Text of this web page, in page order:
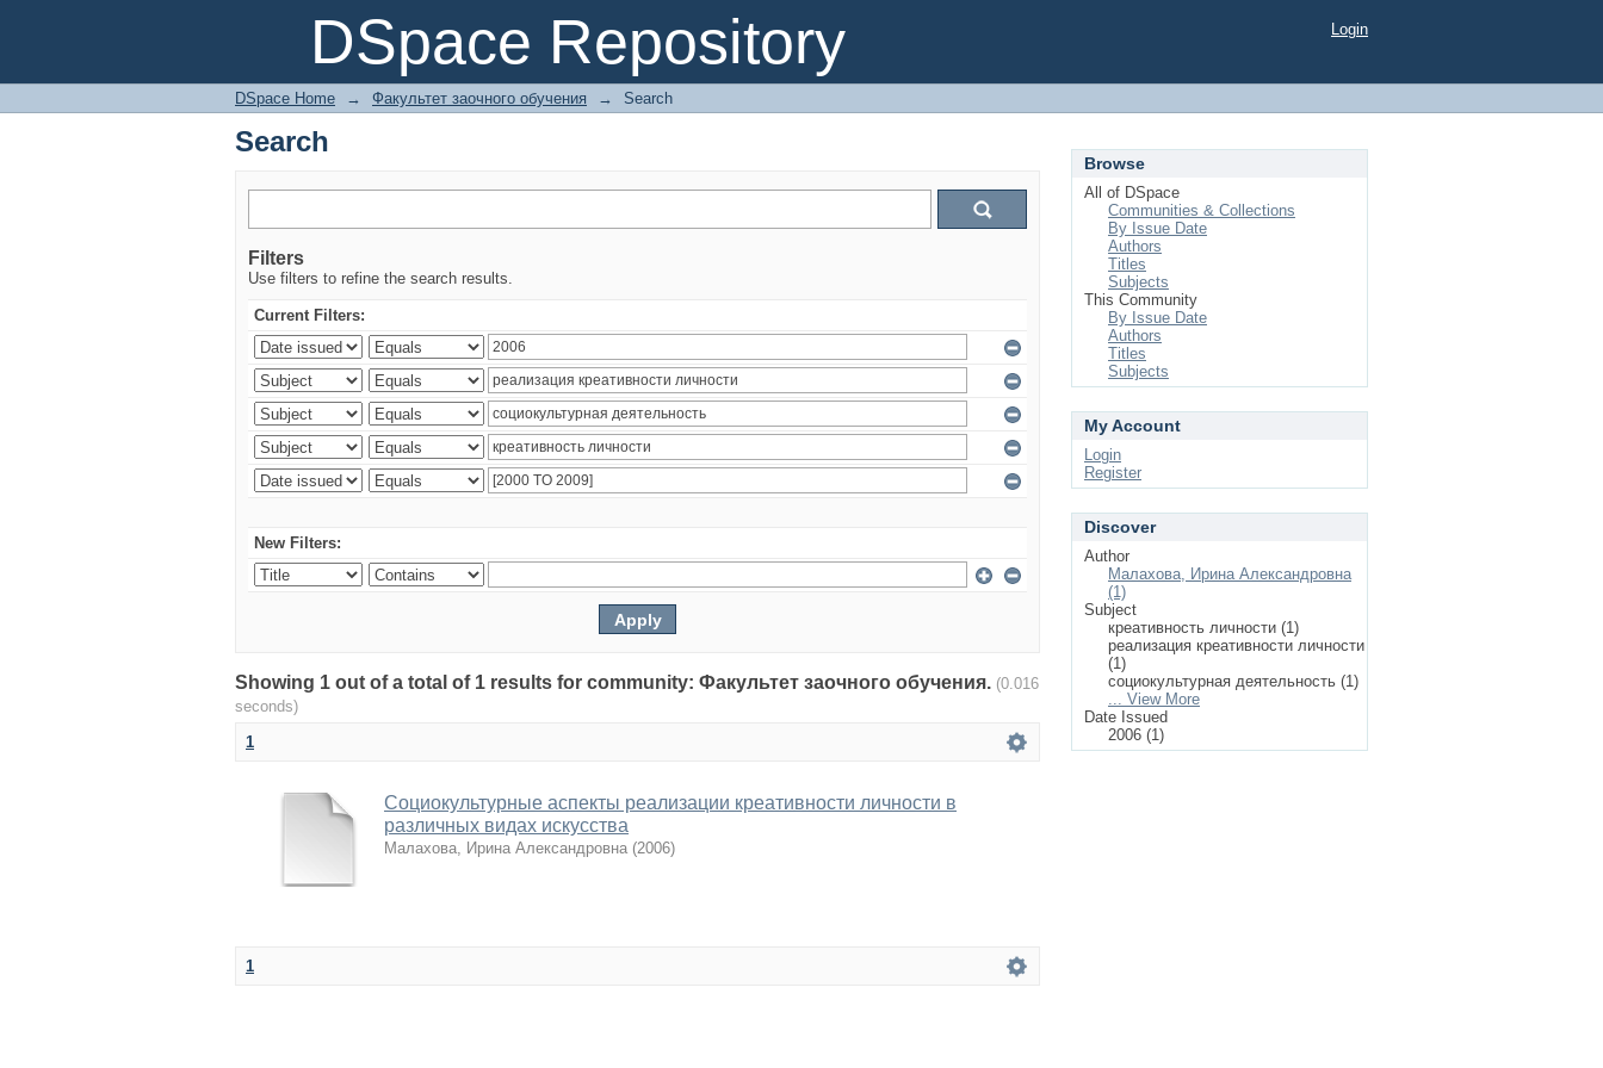
DSpace Repository
Search Login
DSpace Home → Факультет заочного обучения → Search
Search
Filters
Use filters to refine the search results.
Current Filters:
New Filters:
Showing 1 out of a total of 1 results for community: Факультет заочного обучения. (0.016
seconds)
1
Социокультурные аспекты реализации креативности личности в
различных видах искусства
Малахова, Ирина Александровна (2006)
1
Browse
All of DSpace
Communities & Collections
By Issue Date
Authors
Titles
Subjects
This Community
By Issue Date
Authors
Titles
Subjects
My Account
Login
Register
Discover
Author
Малахова, Ирина Александровна
(1)
Subject
креативность личности (1)
реализация креативности личности
(1)
социокультурная деятельность (1)
... View More
Date Issued
2006 (1)